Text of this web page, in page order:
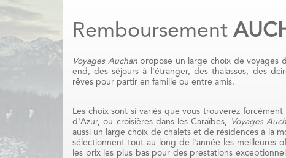
Remboursement
Voyages Auchanpropose un large choix de voyages
end, des séjours à l'étranger, des thalassos, des
rêves pour partir en famille ou entre amis.
Les choix sont si variés que vous trouverez
d'Azur, ou croisières dans les Caraïbes,
Voyages
aussi un large choix de chalets et de résidences à la
sélectionnent tout au long de l'année les meilleures
les prix les plus bas pour des prestations